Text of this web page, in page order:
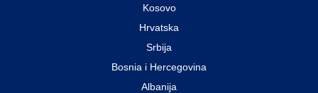
Kosovo
Hrvatska
Srbija
Bosnia i Hercegovina
Albanija